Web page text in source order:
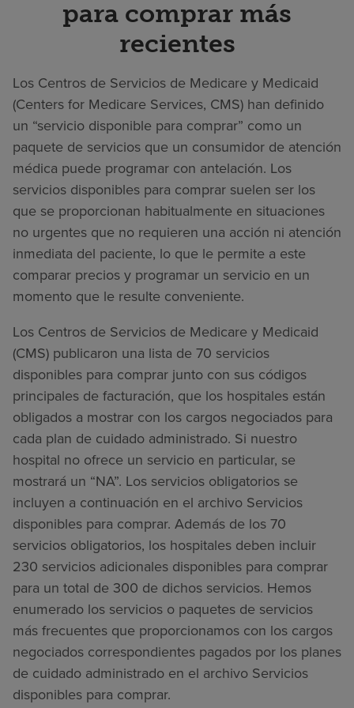
para comprar más
recientes
Los Centros de Servicios de Medicare y Medicaid
(Centers for Medicare Services, CMS) han definido
un “servicio disponible para comprar” como un
paquete de servicios que un consumidor de atención
médica puede programar con antelación. Los
servicios disponibles para comprar suelen ser los
que se proporcionan habitualmente en situaciones
no urgentes que no requieren una acción ni atención
inmediata del paciente, lo que le permite a este
comparar precios y programar un servicio en un
momento que le resulte conveniente.
Los Centros de Servicios de Medicare y Medicaid
(CMS) publicaron una lista de 70 servicios
disponibles para comprar junto con sus códigos
principales de facturación, que los hospitales están
obligados a mostrar con los cargos negociados para
cada plan de cuidado administrado. Si nuestro
hospital no ofrece un servicio en particular, se
mostrará un “NA”. Los servicios obligatorios se
incluyen a continuación en el archivo Servicios
disponibles para comprar. Además de los 70
servicios obligatorios, los hospitales deben incluir
230 servicios adicionales disponibles para comprar
para un total de 300 de dichos servicios. Hemos
enumerado los servicios o paquetes de servicios
más frecuentes que proporcionamos con los cargos
negociados correspondientes pagados por los planes
de cuidado administrado en el archivo Servicios
disponibles para comprar.